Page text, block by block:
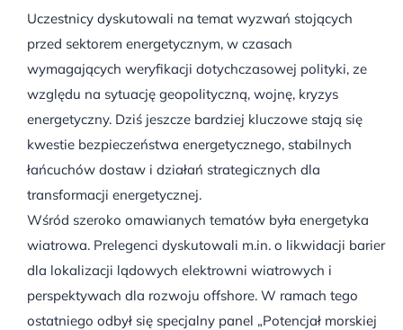
Uczestnicy dyskutowali na temat wyzwań stojących
przed sektorem energetycznym, w czasach
wymagających weryfikacji dotychczasowej polityki, ze
względu na sytuację geopolityczną, wojnę, kryzys
energetyczny. Dziś jeszcze bardziej kluczowe stają się
kwestie bezpieczeństwa energetycznego, stabilnych
łańcuchów dostaw i działań strategicznych dla
transformacji energetycznej.
Wśród szeroko omawianych tematów była energetyka
wiatrowa. Prelegenci dyskutowali m.in. o likwidacji barier
dla lokalizacji lądowych elektrowni wiatrowych i
perspektywach dla rozwoju offshore. W ramach tego
ostatniego odbył się specjalny panel „Potencjał morskiej